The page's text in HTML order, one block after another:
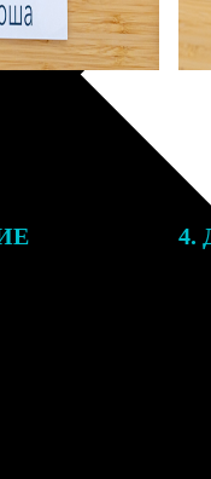
номером для
4.